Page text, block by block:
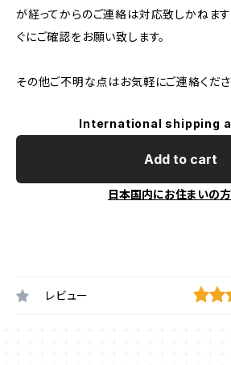
が経ってからのご連絡は対応致しかねま
ぐにご確認をお願い致します。
その他ご不明な点はお気軽にご連絡くださ
International shipping
Add to cart
日本国内にお住まいの
レビュー